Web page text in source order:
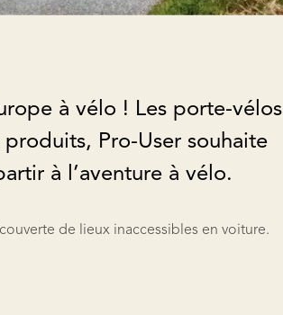
à vélo ! Les porte-vélos
Pro-User souhaite
à l’aventure à vélo.
de lieux inaccessibles en voiture.